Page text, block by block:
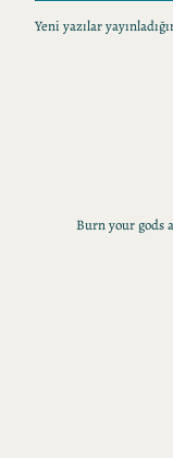
Yeni yazılar
Burn your gods